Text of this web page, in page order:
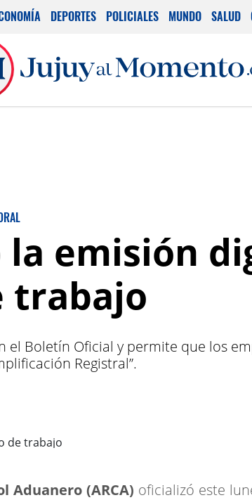
DEPORTES POLICIALES MUNDO SALUD
la emisión
trabajo
el Boletín Oficial y permite que los
Registral”.
Aduanero (ARCA) oficializó este